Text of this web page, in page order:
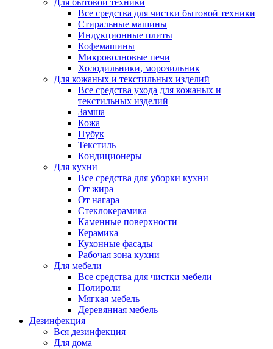
Для бытовой техники
Все средства для чистки бытовой техники
Стиральные машины
Индукционные плиты
Кофемашины
Микроволновые печи
Холодильники, морозильник
Для кожаных и текстильных изделий
Все средства ухода для кожаных и
текстильных изделий
Замша
Кожа
Нубук
Текстиль
Кондиционеры
Для кухни
Все средства для уборки кухни
От жира
От нагара
Стеклокерамика
Каменные поверхности
Керамика
Кухонные фасады
Рабочая зона кухни
Для мебели
Все средства для чистки мебели
Полироли
Мягкая мебель
Деревянная мебель
Дезинфекция
Вся дезинфекция
Для дома